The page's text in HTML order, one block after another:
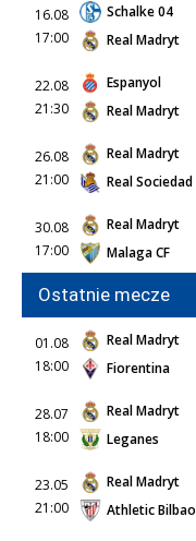
16.08
17:00
Schalke 04
Real Madryt
22.08
21:30
Espanyol
Real Madryt
26.08
21:00
Real Madryt
Real Sociedad
30.08
17:00
Real Madryt
Malaga CF
Ostatnie mecze
01.08
18:00
Real Madryt
Fiorentina
28.07
18:00
Real Madryt
Leganes
23.05
21:00
Real Madryt
Athletic Bilbao